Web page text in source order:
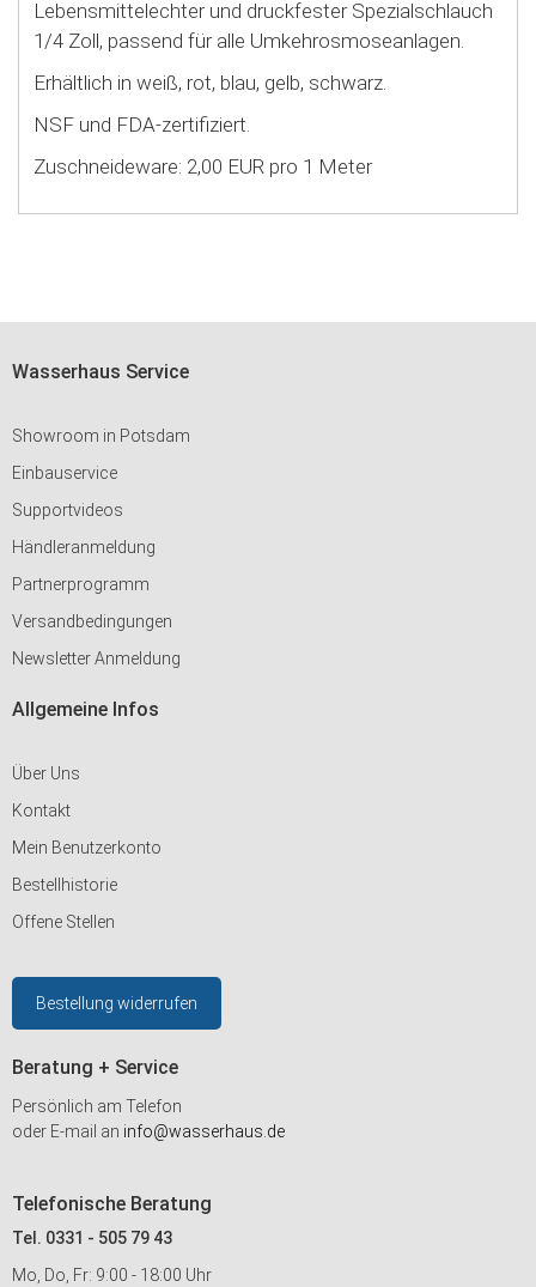
Lebensmittelechter und druckfester Spezialschlauch
1/4 Zoll, passend für alle Umkehrosmoseanlagen.
Erhältlich in weiß, rot, blau, gelb, schwarz.
NSF und FDA-zertifiziert.
Zuschneideware: 2,00 EUR pro 1 Meter
Wasserhaus Service
Showroom in Potsdam
Einbauservice
Supportvideos
Händleranmeldung
Partnerprogramm
Versandbedingungen
Newsletter Anmeldung
Allgemeine Infos
Über Uns
Kontakt
Mein Benutzerkonto
Bestellhistorie
Offene Stellen
Bestellung widerrufen
Beratung + Service
Persönlich am Telefon
oder E-mail an info@wasserhaus.de
Telefonische Beratung
Tel. 0331 - 505 79 43
Mo, Do, Fr: 9:00 - 18:00 Uhr